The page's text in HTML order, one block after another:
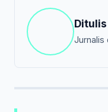
Jurnalis